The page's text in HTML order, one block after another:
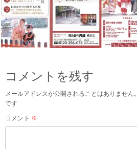
コメントを残す
メールアドレスが公開されることはありません。
です
コメント ※